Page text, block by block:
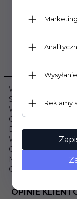
Wymiary:
Szerokość: 34cm
Wysokość: 180cm
Głębokość: 30cm
Dane
Wybarwienie:
Odporność na
Materiał: Płyta
Gwarancja: 24
OPINIE
Reklamy